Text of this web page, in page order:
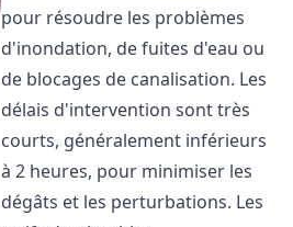
pour résoudre les problèmes
d'inondation, de fuites d'eau ou
de blocages de canalisation. Les
délais d'intervention sont très
courts, généralement inférieurs
à 2 heures, pour minimiser les
dégâts et les perturbations. Les